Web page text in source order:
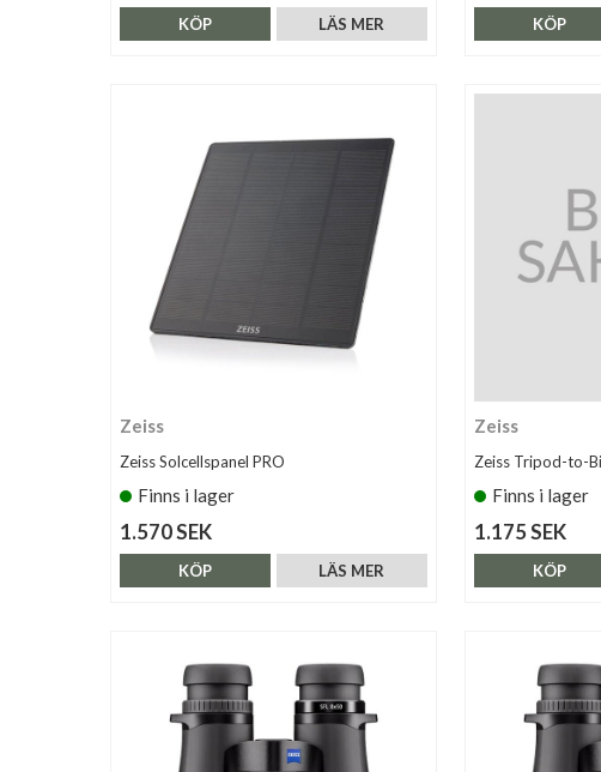
LÄS MER
KÖP KÖP
Zeiss
Zeiss Solcellspanel PRO
Finns i lager
1.570 SEK
LÄS MER
KÖP
Zeiss
Zeiss Tripod-to-
Finns i lager
1.175 SEK
KÖP